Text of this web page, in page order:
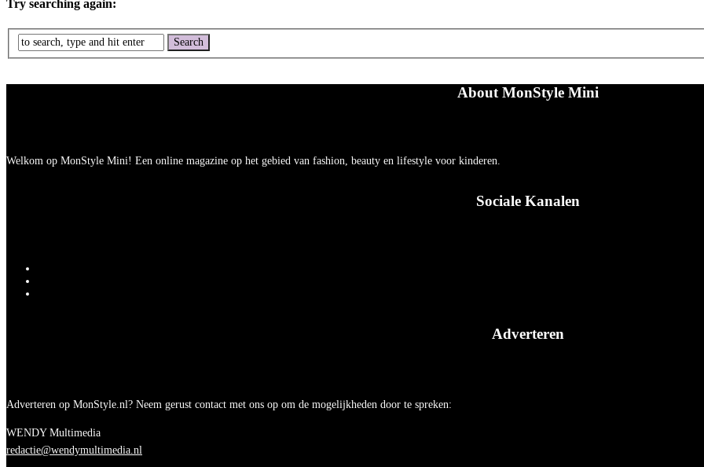
Try searching again:
About MonStyle Mini
Welkom op MonStyle Mini! Een online magazine op het gebied van fashion, beauty en lifestyle voor kinderen.
Sociale Kanalen
Adverteren
Adverteren op MonStyle.nl? Neem gerust contact met ons op om de mogelijkheden door te spreken:
WENDY Multimedia
redactie@wendymultimedia.nl